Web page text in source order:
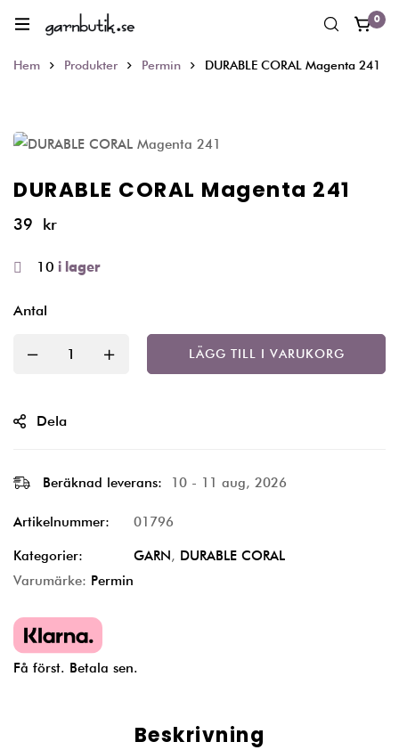
0
Hem Produkter Permin DURABLE CORAL Magenta 241
DURABLE CORAL Magenta 241
39 kr
10 i lager
Antal
LÄGG TILL I VARUKORG
Dela
Beräknad leverans: 10 - 11 aug, 2026
Artikelnummer: 01796
Kategorier: GARN, DURABLE CORAL
Varumärke: Permin
Få först. Betala sen.
Beskrivning